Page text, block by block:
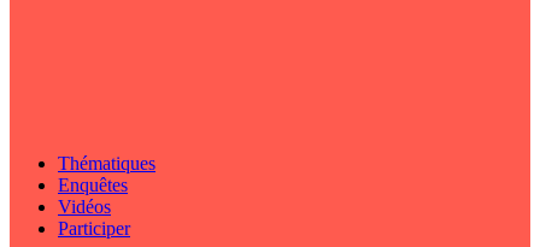
Thématiques
Enquêtes
Vidéos
Participer